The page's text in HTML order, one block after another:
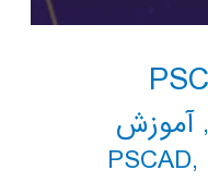
,آموزش
PSCAD,